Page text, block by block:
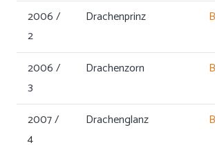
2006 /
2
Drachenprinz
2006 /
3
Drachenzorn
2007 /
4
Drachenglanz